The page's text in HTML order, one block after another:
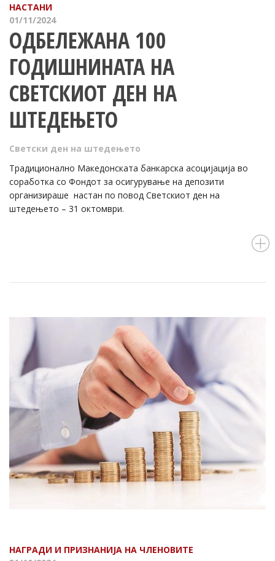
НАСТАНИ
01/11/2024
ОДБЕЛЕЖАНА 100
ГОДИШНИНАТА НА
СВЕТСКИОТ ДЕН НА
ШТЕДЕЊЕТО
Светски ден на штедењето
Традиционално Македонската банкарска асоцијација во
соработка со Фондот за осигурување на депозити
организираше настан по повод Светскиот ден на
штедењето – 31 октомври.
НАГРАДИ И ПРИЗНАНИЈА НА ЧЛЕНОВИТЕ